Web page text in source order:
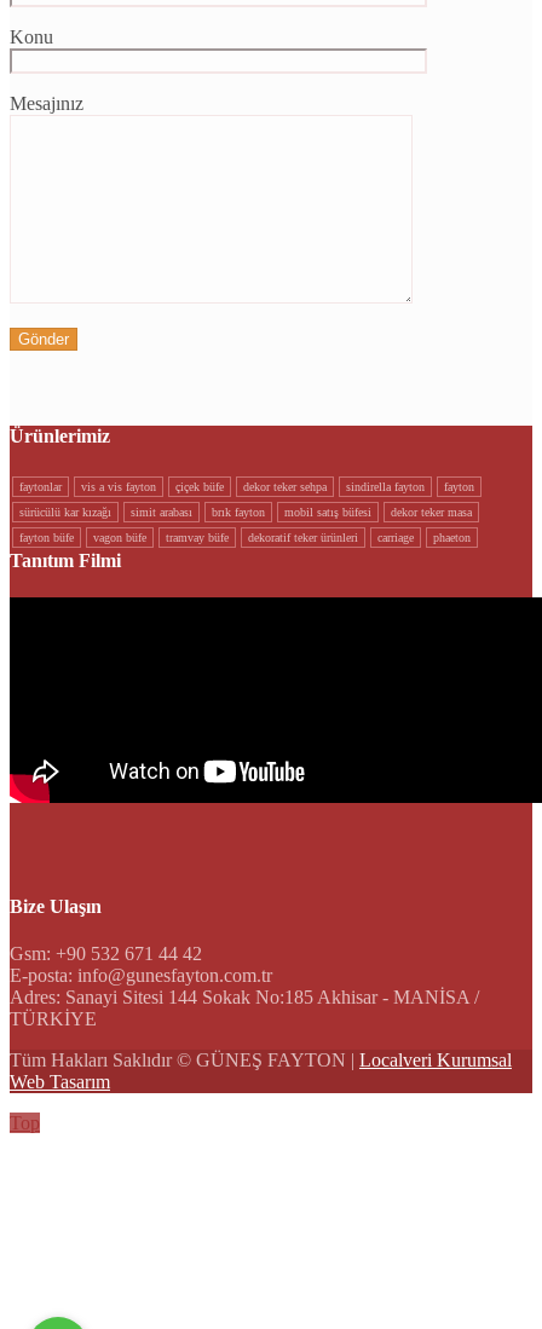
Konu
Mesajınız
Ürünlerimiz
faytonlar vi̇s a vi̇s fayton çi̇çek büfe dekor teker sehpa si̇ndi̇rella fayton
fayton
sürücülü kar kizaği
si̇mi̇t arabasi brik fayton mobi̇l satiş büfesi̇
dekor teker masa
fayton büfe
vagon büfe tramvay büfe dekorati̇f teker ürünleri carriage phaeton
Tanıtım Filmi
Bize Ulaşın
Gsm: +90 532 671 44 42
E-posta: info@gunesfayton.com.tr
Adres: Sanayi Sitesi 144 Sokak No:185 Akhisar - MANİSA /
TÜRKİYE
Tüm Hakları Saklıdır © GÜNEŞ FAYTON | Localveri Kurumsal
Web Tasarım
Top